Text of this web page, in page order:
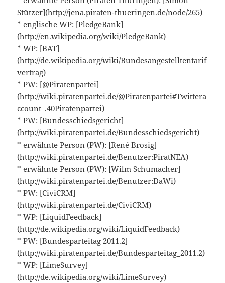
Stützer](http://jena.piraten-thueringen.de/node/265)
* englische WP: [PledgeBank]
(http://en.wikipedia.org/wiki/PledgeBank)
* WP: [BAT]
(http://de.wikipedia.org/wiki/Bundesangestelltentarif
vertrag)
* PW: [@Piratenpartei]
(http://wiki.piratenpartei.de/@Piratenpartei#Twittera
ccount_.40Piratenpartei)
* PW: [Bundesschiedsgericht]
(http://wiki.piratenpartei.de/Bundesschiedsgericht)
* erwähnte Person (PW): [René Brosig]
(http://wiki.piratenpartei.de/Benutzer:PiratNEA)
* erwähnte Person (PW): [Wilm Schumacher]
(http://wiki.piratenpartei.de/Benutzer:DaWi)
* PW: [CiviCRM]
(http://wiki.piratenpartei.de/CiviCRM)
* WP: [LiquidFeedback]
(http://de.wikipedia.org/wiki/LiquidFeedback)
* PW: [Bundesparteitag 2011.2]
(http://wiki.piratenpartei.de/Bundesparteitag_2011.2)
* WP: [LimeSurvey]
(http://de.wikipedia.org/wiki/LimeSurvey)